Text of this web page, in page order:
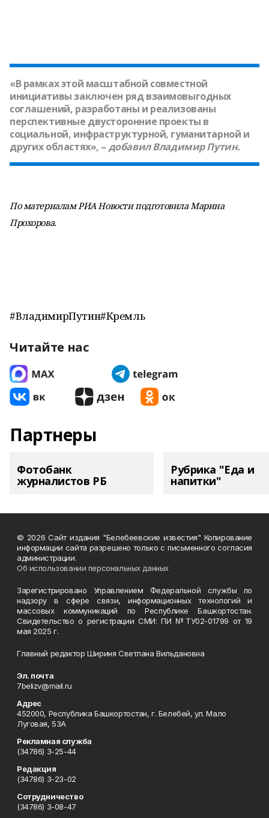
«В рамках этой масштабной совместной
инициативы заключен ряд взаимовыгодных
соглашений, разработаны и реализованы
перспективные двусторонние проекты в
социальной, инфраструктурной, гуманитарной и
других областях», – добавилВладимир Путин.
По материалам РИА Новости подготовила Марина
Прохорова.
#ВладимирПутин#Кремль
Читайте нас
Партнеры
Фотобанк
журналистов РБ
Рубрика "Еда и
напитки"
© 2026 Сайт издания "Белебеевские известия" Копирование
информации сайта разрешено только с письменного согласия
администрации.
Об использовании персональных данных
Зарегистрировано Управлением Федеральной службы по
надзору в сфере связи, информационных технологий и
массовых коммуникаций по Республике Башкортостан.
Свидетельство о регистрации СМИ: ПИ №ТУ02-01799 от 19
мая 2025 г.
Главный редактор Шириня Светлана Вильдановна
Эл. почта
7belizv@mail.ru
Адрес
452000, Республика Башкортостан, г. Белебей, ул. Мало
Луговая, 53А
Рекламная служба
(34786) 3-25-44
Редакция
(34786) 3-23-02
Сотрудничество
(34786) 3-08-47